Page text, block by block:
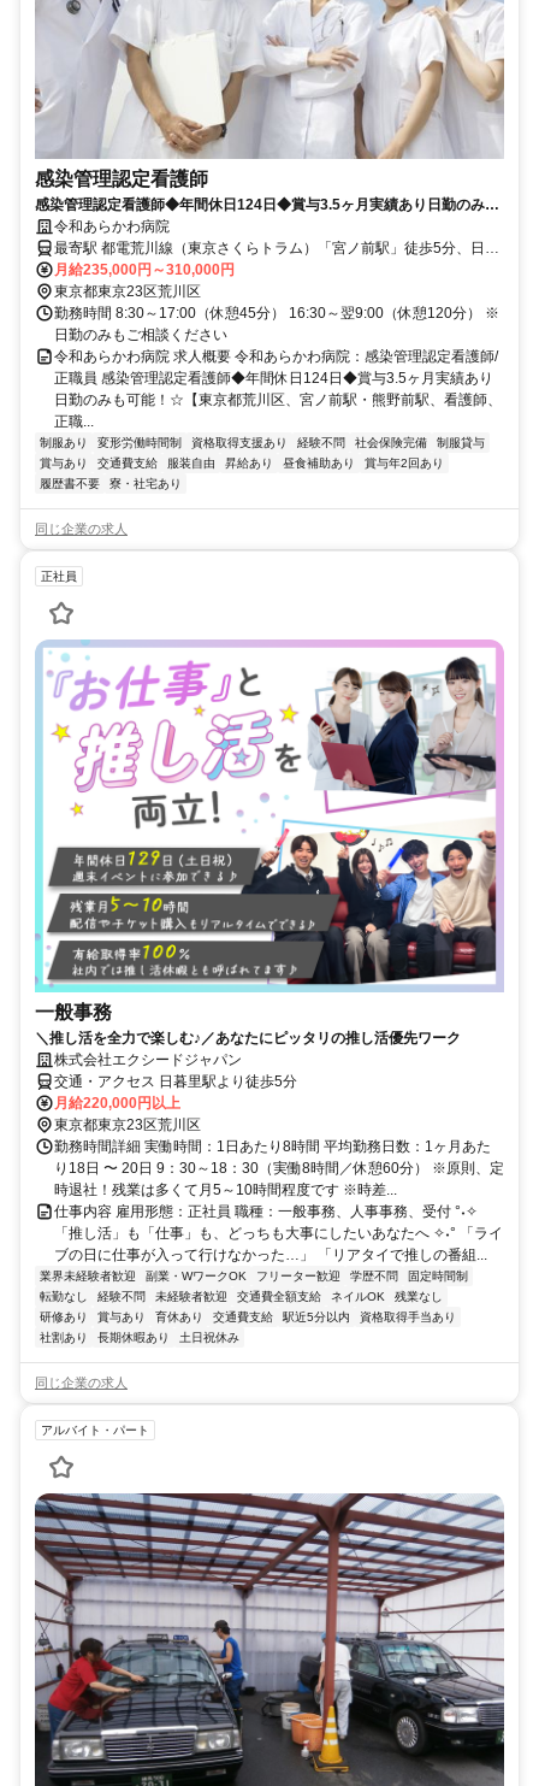
感染管理認定看護師
感染管理認定看護師◆年間休日124日◆賞与3.5ヶ月実績あり日勤のみも
可能！☆【東京都荒川区、宮ノ前駅・熊野前駅、看護師、正職員】
令和あらかわ病院
最寄駅 都電荒川線（東京さくらトラム）「宮ノ前駅」徒歩5分、日暮
里・舎人ライナー「熊野前駅」徒歩5分
月給235,000円～310,000円
東京都東京23区荒川区
勤務時間 8:30～17:00（休憩45分） 16:30～翌9:00（休憩120分） ※
日勤のみもご相談ください
令和あらかわ病院 求人概要 令和あらかわ病院：感染管理認定看護師/
正職員 感染管理認定看護師◆年間休日124日◆賞与3.5ヶ月実績あり
日勤のみも可能！☆【東京都荒川区、宮ノ前駅・熊野前駅、看護師、
正職...
制服あり 変形労働時間制 資格取得支援あり 経験不問 社会保険完備
制服貸与
賞与あり
交通費支給 服装自由 昇給あり 昼食補助あり
賞与年2回あり
履歴書不要
寮・社宅あり
同じ企業の求人
正社員
一般事務
＼推し活を全力で楽しむ♪／あなたにピッタリの推し活優先ワーク
株式会社エクシードジャパン
交通・アクセス 日暮里駅より徒歩5分
月給220,000円以上
東京都東京23区荒川区
勤務時間詳細 実働時間：1日あたり8時間 平均勤務日数：1ヶ月あた
り18日 〜 20日 9：30～18：30（実働8時間／休憩60分） ※原則、定
時退社！残業は多くて月5～10時間程度です ※時差...
仕事内容 雇用形態：正社員 職種：一般事務、人事事務、受付 °˖✧
「推し活」も「仕事」も、どっちも大事にしたいあなたへ ✧˖° 「ライ
ブの日に仕事が入って行けなかった…」 「リアタイで推しの番組...
業界未経験者歓迎 副業・WワークOK フリーター歓迎 学歴不問
固定時間制
転勤なし
経験不問 未経験者歓迎 交通費全額支給 ネイルOK
残業なし
研修あり
賞与あり 育休あり 交通費支給 駅近5分以内
資格取得手当あり
社割あり
長期休暇あり 土日祝休み
同じ企業の求人
アルバイト・パート